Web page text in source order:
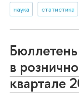
наука статистика
в
квартале